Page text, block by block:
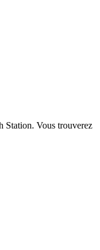
Station. Vous trouverez